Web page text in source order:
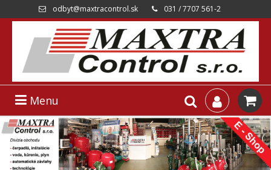
odbyt@maxtracontrol.sk 031 / 7707 561-2
Menu